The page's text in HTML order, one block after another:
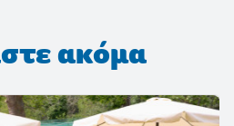
ακόμα